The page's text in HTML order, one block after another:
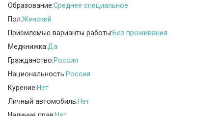
Образование:Среднее специальное
Пол:Женский
Приемлемые варианты работы:Без проживания
Медкнижка:Да
Гражданство:Россия
Национальность:Россия
Курение:Нет
Личный автомобиль:Нет